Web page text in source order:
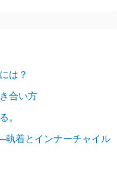
は？
合い方
。
執着とインナーチャイル